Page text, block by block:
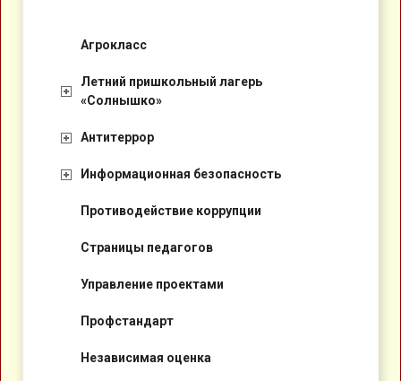
Агрокласс
Летний пришкольный лагерь
«Солнышко»
Антитеррор
Информационная безопасность
Противодействие коррупции
Страницы педагогов
Управление проектами
Профстандарт
Независимая оценка